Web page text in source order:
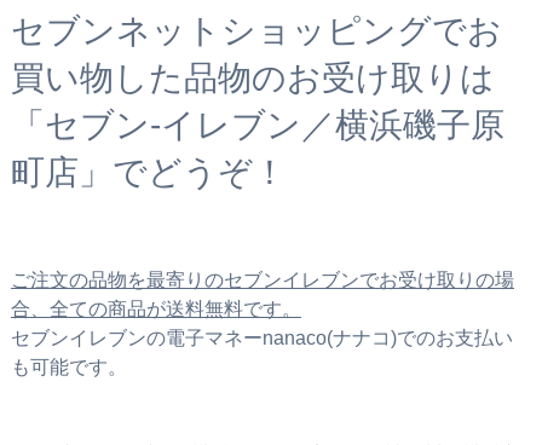
セブンネットショッピングでお
買い物した品物のお受け取りは
「セブン‐イレブン／横浜磯子原
町店」でどうぞ！
ご注文の品物を最寄りのセブンイレブンでお受け取りの場
合、全ての商品が送料無料です。
セブンイレブンの電子マネーnanaco(ナナコ)でのお支払い
も可能です。